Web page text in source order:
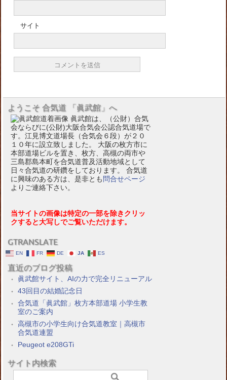
サイト
ようこそ 合気道 「眞武館」へ
眞武館は、（公財）合気
会ならびに(公財)大阪合気会公認合気道場で
す。江見博文道場長（合気会６段）が２０
１０年に設立致しました。 大阪の枚方市に
本部道場ビルを置き、枚方、高槻の両市や
三島郡島本町を合気道普及活動地域として
日々合気道の研鑽をしております。 合気道
に興味のある方は、是非とも 問合せページ
よりご連絡下さい。
当サイトの画像は特定の一部を除きクリッ
クすると大写しでご覧いただけます。
GTRANSLATE
EN FR DE JA ES
直近のブログ投稿
眞武館サイト、AIの力で完全リニューアル
43回目の結婚記念日
合気道「眞武館」枚方本部道場 小学生教
室のご案内
高槻市の小学生向け合気道教室｜高槻市
合気道連盟
Peugeot e208GTi
サイト内検索